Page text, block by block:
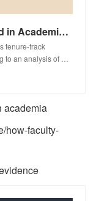
“Extreme Inequality” Entrenched in Academic Hiring: Study
tenure-track
to an analysis of …
academia
how-faculty-